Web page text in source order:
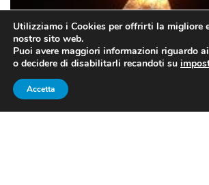
Utilizziamo i Cookies per offrirti la migliore
nostro sito web.
Puoi avere maggiori informazioni riguardo
o decidere di disabilitarli recandoti su
Accetta